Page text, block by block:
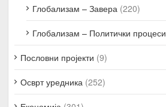
Глобализам – Завера (220)
Глобализам – Политички процеси
Пословни пројекти (9)
Осврт уредника (252)